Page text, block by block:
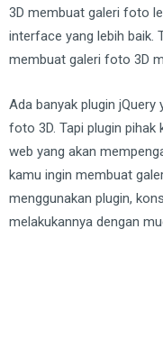
3D membuat galeri foto
interface yang lebih baik.
membuat galeri foto 3D
Ada banyak plugin
foto 3D. Tapi plugin pihak
web yang akan
kamu ingin membuat
menggunakan plugin,
melakukannya dengan